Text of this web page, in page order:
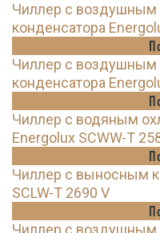
Чиллер с
конденсатора
Чиллер с
конденсатора
Чиллер с водяным
Energolux SCWW-T
Чиллер с выносным
SCLW-T 2690 V
Чиллер с